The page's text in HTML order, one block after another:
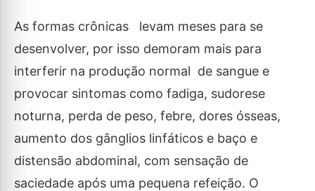
As formas crônicas levam meses para se
desenvolver, por isso demoram mais para
interferir na produção normal de sangue e
provocar sintomas como fadiga, sudorese
noturna, perda de peso, febre, dores ósseas,
aumento dos gânglios linfáticos e baço e
distensão abdominal, com sensação de
saciedade após uma pequena refeição. O